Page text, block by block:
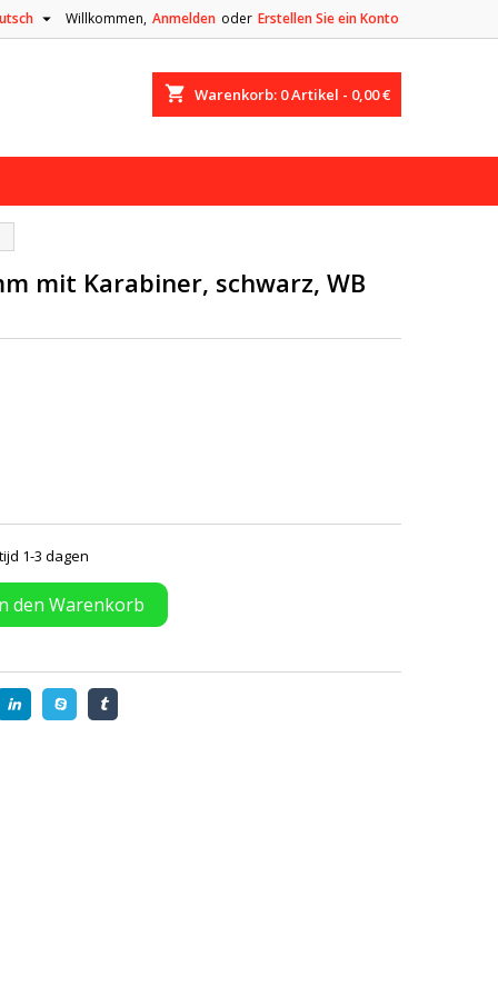
Willkommen, Anmelden oder Erstellen Sie ein Konto

shopping_cart Warenkorb: 0Artikel - 0,00 €
mit Karabiner, schwarz, WB
1-3 dagen
den Warenkorb